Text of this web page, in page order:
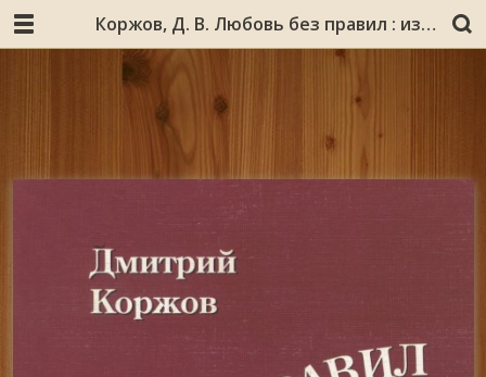
Коржов, Д. В. Любовь без правил : избранные стихотворения / Дмитрий Коржов. - Мурманск : [б. и.] ; Полярный : Опимах, 2009. - 128, [1] с. : ил., портр.